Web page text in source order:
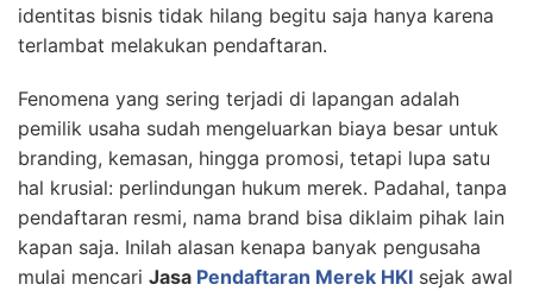
identitas bisnis tidak hilang begitu saja hanya karena
terlambat melakukan pendaftaran.
Fenomena yang sering terjadi di lapangan adalah
pemilik usaha sudah mengeluarkan biaya besar untuk
branding, kemasan, hingga promosi, tetapi lupa satu
hal krusial: perlindungan hukum merek. Padahal, tanpa
pendaftaran resmi, nama brand bisa diklaim pihak lain
kapan saja. Inilah alasan kenapa banyak pengusaha
mulai mencari Jasa Pendaftaran Merek HKI sejak awal